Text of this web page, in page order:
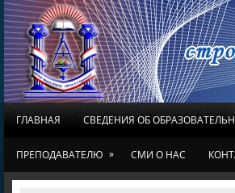
ГЛАВНАЯ СВЕДЕНИЯ ОБ
ПРЕПОДАВАТЕЛЮ » СМИ О НАС